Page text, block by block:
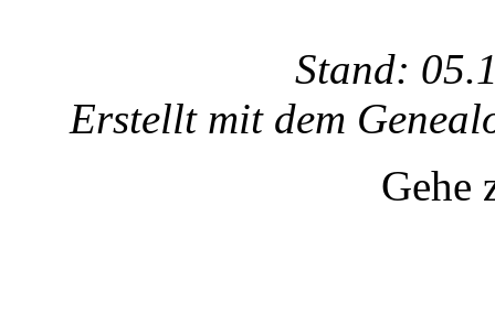
Stand:
Erstellt mit dem
Gehe